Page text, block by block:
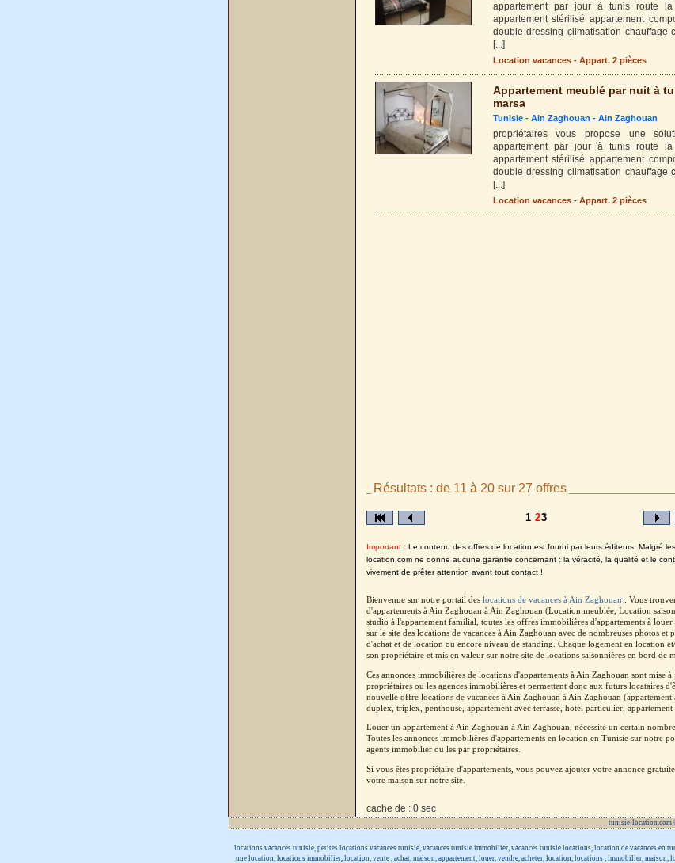
appartement par jour à tunis route la
appartement stérilisé appartement
double dressing climatisation chauffage
[...]
Location vacances - Appart. 2 pièces
Appartement meublé par nuit à
marsa
Tunisie - Ain Zaghouan - Ain Zaghouan
propriétaires vous propose une
appartement par jour à tunis route la
appartement stérilisé appartement
double dressing climatisation chauffage
[...]
Location vacances - Appart. 2 pièces
Résultats : de 11 à 20 sur 27 offres
1 23
Important : Le contenu des offres de location est fourni par leurs éditeurs. Malgré
location.com ne donne aucune garantie concernant : la véracité, la qualité et le
vivement de prêter attention avant tout contact !
Bienvenue sur notre portail des locations de vacances à Ain Zaghouan : Vous
d'appartements à Ain Zaghouan à Ain Zaghouan (Location meublée, Location
studio à l'appartement familial, toutes les offres immobilières d'appartements à louer
sur le site des locations de vacances à Ain Zaghouan avec de nombreuses photos et
d'achat et de location ou encore niveau de standing. Chaque logement en location
son propriétaire et mis en valeur sur notre site de locations saisonnières en bord de
Ces annonces immobilières de locations d'appartements à Ain Zaghouan sont mise
propriétaires ou les agences immobilières et permettent donc aux futurs locataires
nouvelle offre locations de vacances à Ain Zaghouan à Ain Zaghouan
duplex, triplex, penthouse, appartement avec terrasse, hotel particulier, appartement
Louer un appartement à Ain Zaghouan à Ain Zaghouan, nécessite un certain
Toutes les annonces immobilières d'appartements en location en Tunisie sur notre
agents immobilier ou les par propriétaires.
Si vous êtes propriétaire d'appartements, vous pouvez ajouter votre annonce
votre maison sur notre site.
cache de : 0 sec
tunisie-location.com
locations vacances tunisie, petites locations vacances tunisie, vacances tunisie immobilier, vacances tunisie locations, location de vacances en
une location, locations immobilier, location, vente , achat, maison, appartement, louer, vendre, acheter, location, locations , immobilier, maison,